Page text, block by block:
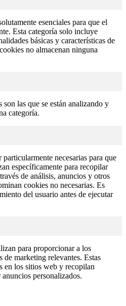
esenciales para que el
Esta categoría solo incluye
básicas y características de
no almacenan ninguna
las que se están analizando y
categoría.
necesarias para que
específicamente para recopilar
de análisis, anuncios y otros
cookies no necesarias. Es
del usuario antes de ejecutar
para proporcionar a los
de marketing relevantes. Estas
en los sitios web y recopilan
personalizados.